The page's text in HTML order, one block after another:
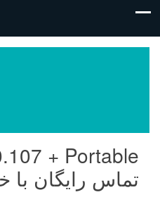
نوشته‌ها
+ Portable
تماس رايگان با